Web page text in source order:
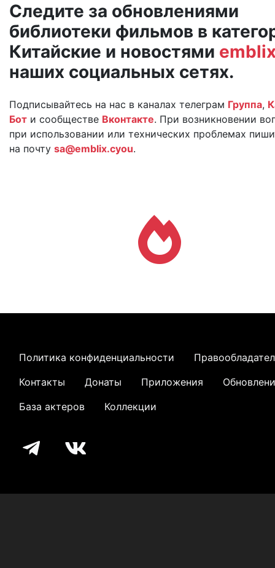
Следите за обновлениями
библиотеки фильмов в
Китайские и новостями
наших социальных сетях.
Подписывайтесь на нас в каналах телеграм Группа,
Бот и сообществе Вконтакте. При возникновении
при использовании или технических проблемах
на почту sa@emblix.cyou.
Политика конфиденциальности
Контакты
Донаты Приложения
База актеров
Коллекции